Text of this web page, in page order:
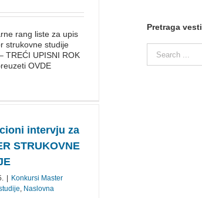
rang liste za upis
strukovne studije
TREĆI UPISNI ROK
OVDE
intervju za
STRUKOVNE
Konkursi Master
, Naslovna
Pretraga vesti